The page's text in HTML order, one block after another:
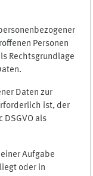
Personen
Rechtsgrundlage
Daten zur
ist, der
DSGVO als
Aufgabe
oder in